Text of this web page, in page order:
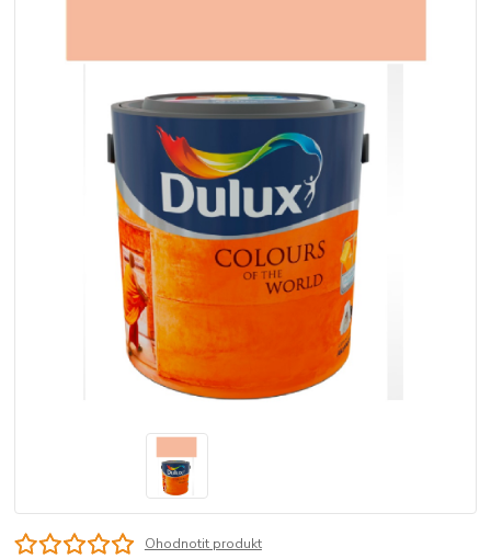
Ohodnotit produkt